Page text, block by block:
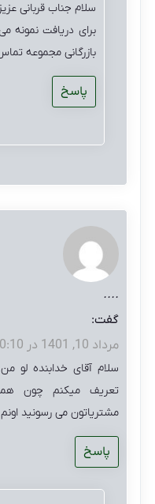
سلام جناب قربانی عزیز
برای دریافت نمونه
بازرگانی مجموعه تماس
پاسخ
....
گفت:
مرداد 10, 1401 در 10:10 ق.ظ
سلام آقای خدابنده لو
تعریف میکنم چون
مشتریاتون می رسونید
پاسخ